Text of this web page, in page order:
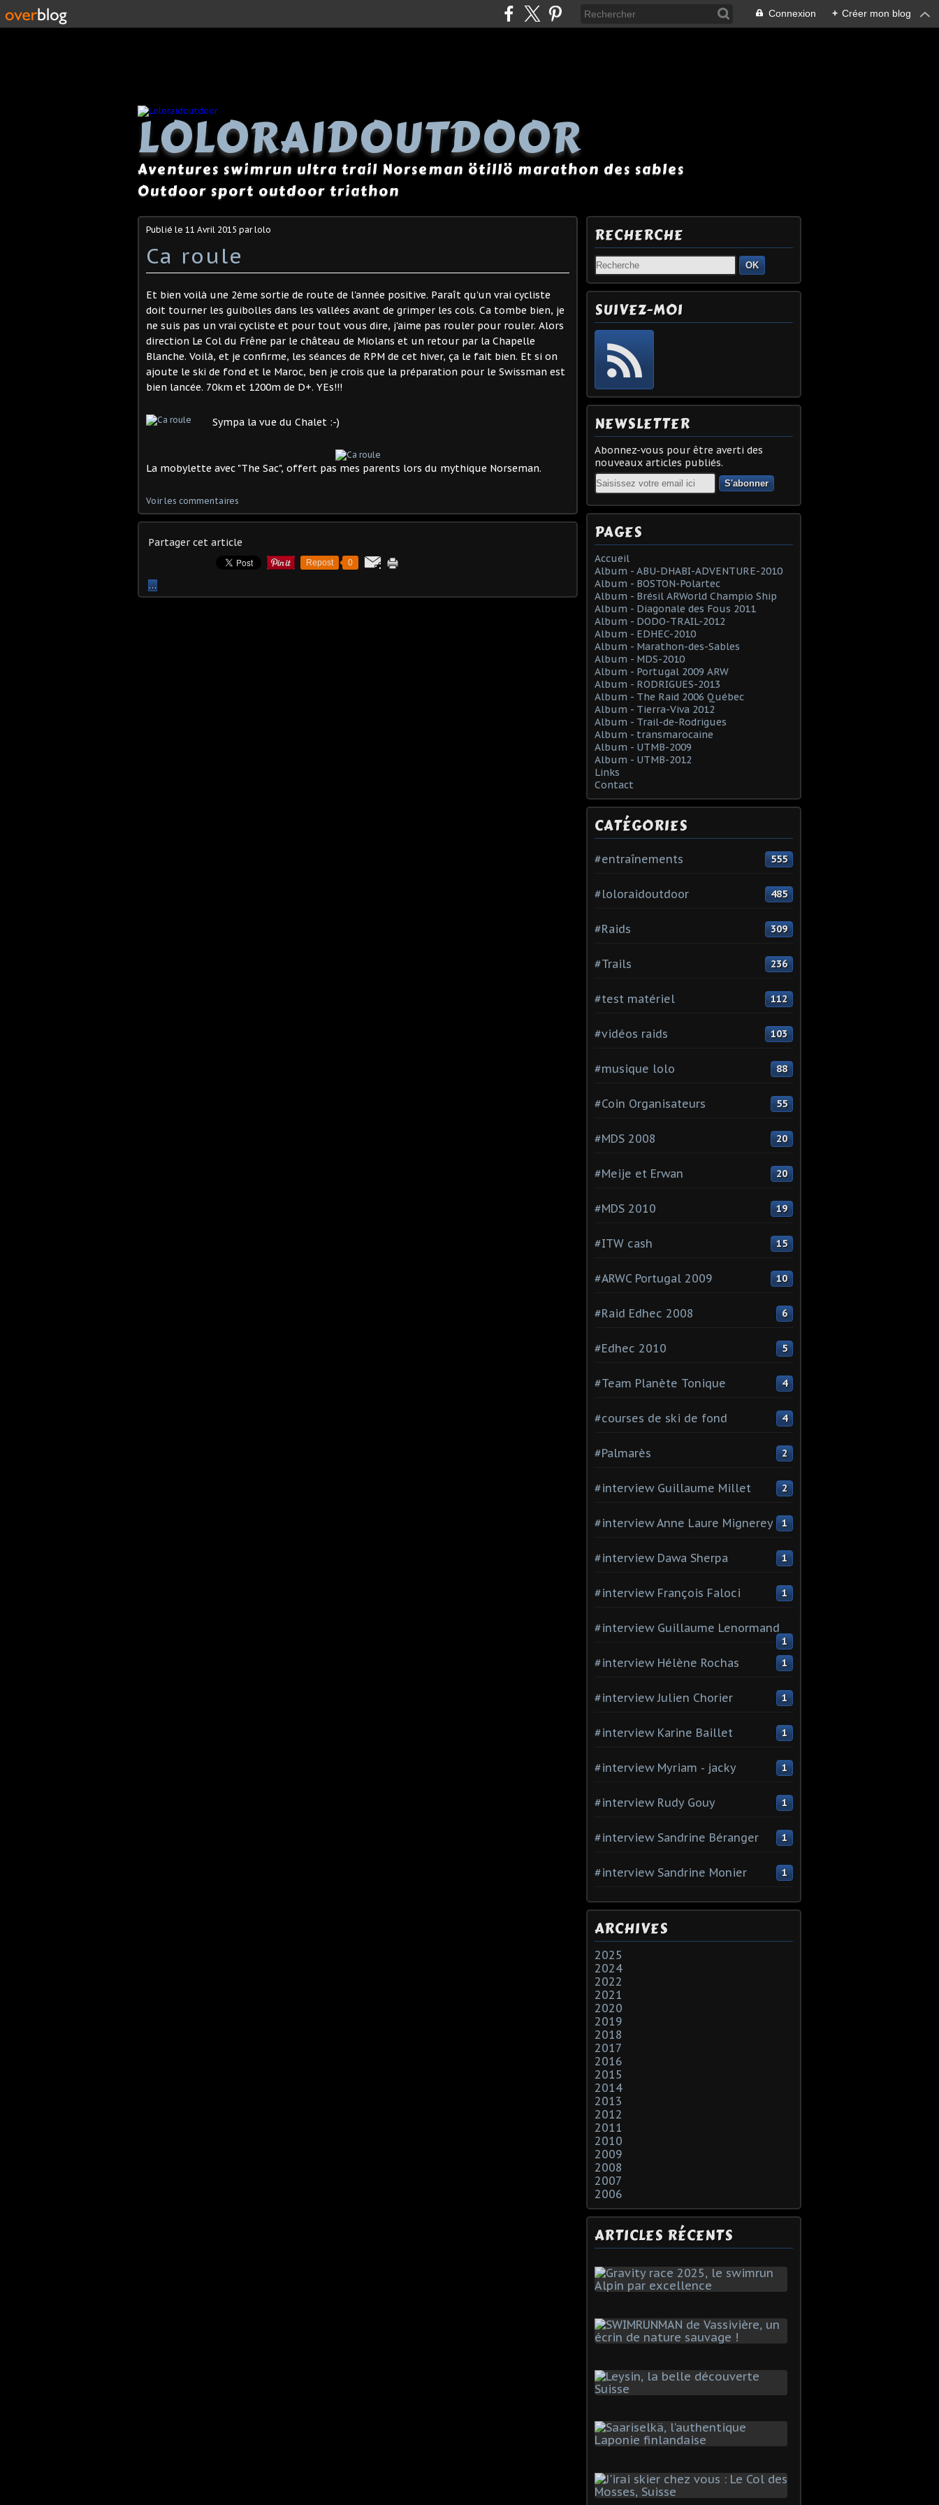
Connexion + Créer mon blog
LOLORAIDOUTDOOR
Aventures swimrun ultra trail Norseman ötillö marathon des sables
Outdoor sport outdoor triathon
Publié le 11 Avril 2015 par lolo
Ca roule
Et bien voilà une 2ème sortie de route de l'année positive. Paraît qu'un vrai cycliste
doit tourner les guibolles dans les vallées avant de grimper les cols. Ca tombe bien, je
ne suis pas un vrai cycliste et pour tout vous dire, j'aime pas rouler pour rouler. Alors
direction Le Col du Frêne par le château de Miolans et un retour par la Chapelle
Blanche. Voilà, et je confirme, les séances de RPM de cet hiver, ça le fait bien. Et si on
ajoute le ski de fond et le Maroc, ben je crois que la préparation pour le Swissman est
bien lancée. 70km et 1200m de D+. YEs!!!
Sympa la vue du Chalet :-)
La mobylette avec "The Sac", offert pas mes parents lors du mythique Norseman.
Voir les commentaires
Partager cet article
Repost 0
…
RECHERCHE
OK
SUIVEZ-MOI
NEWSLETTER
Abonnez-vous pour être averti des
nouveaux articles publiés.
Email
PAGES
Accueil
Album - ABU-DHABI-ADVENTURE-2010
Album - BOSTON-Polartec
Album - Brésil ARWorld Champio Ship
Album - Diagonale des Fous 2011
Album - DODO-TRAIL-2012
Album - EDHEC-2010
Album - Marathon-des-Sables
Album - MDS-2010
Album - Portugal 2009 ARW
Album - RODRIGUES-2013
Album - The Raid 2006 Québec
Album - Tierra-Viva 2012
Album - Trail-de-Rodrigues
Album - transmarocaine
Album - UTMB-2009
Album - UTMB-2012
Links
Contact
CATÉGORIES
#entraînements 555
#loloraidoutdoor 485
#Raids 309
#Trails 236
#test matériel 112
#vidéos raids 103
#musique lolo 88
#Coin Organisateurs 55
#MDS 2008 20
#Meije et Erwan 20
#MDS 2010 19
#ITW cash 15
#ARWC Portugal 2009 10
#Raid Edhec 2008 6
#Edhec 2010 5
#Team Planète Tonique 4
#courses de ski de fond 4
#Palmarès 2
#interview Guillaume Millet 2
#interview Anne Laure Mignerey 1
#interview Dawa Sherpa 1
#interview François Faloci 1
#interview Guillaume Lenormand
1
#interview Hélène Rochas 1
#interview Julien Chorier 1
#interview Karine Baillet 1
#interview Myriam - jacky 1
#interview Rudy Gouy 1
#interview Sandrine Béranger 1
#interview Sandrine Monier 1
ARCHIVES
2025
2024
2022
2021
2020
2019
2018
2017
2016
2015
2014
2013
2012
2011
2010
2009
2008
2007
2006
ARTICLES RÉCENTS